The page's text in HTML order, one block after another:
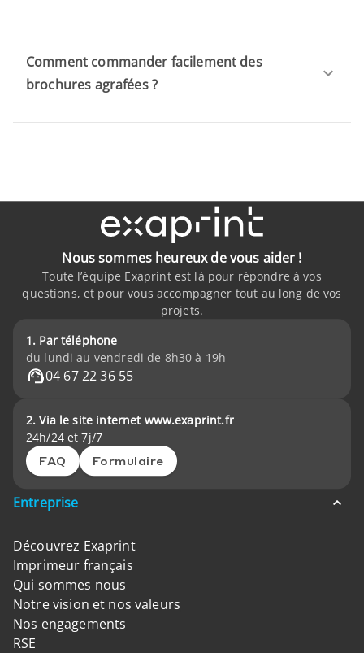
Comment commander facilement des
brochures agrafées ?
Nous sommes heureux de vous aider !
Toute l’équipe Exaprint est là pour répondre à vos
questions, et pour vous accompagner tout au long de vos
projets.
1. Par téléphone
du lundi au vendredi de 8h30 à 19h
04 67 22 36 55
2. Via le site internet www.exaprint.fr
24h/24 et 7j/7
FAQ Formulaire
Entreprise
Découvrez Exaprint
Imprimeur français
Qui sommes nous
Notre vision et nos valeurs
Nos engagements
RSE